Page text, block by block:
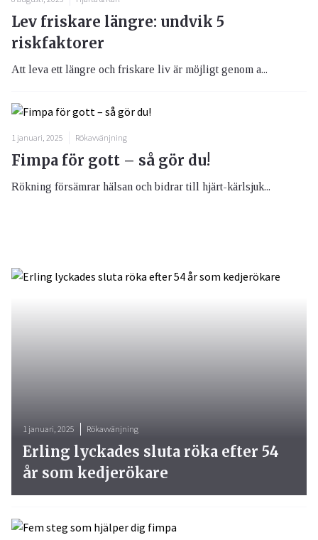
Lev friskare längre: undvik 5
riskfaktorer
Att leva ett längre och friskare liv är möjligt genom a...
1 januari, 2025 Rökavvänjning
Fimpa för gott – så gör du!
Rökning försämrar hälsan och bidrar till hjärt-kärlsjuk...
1 januari, 2025 Rökavvänjning
Erling lyckades sluta röka efter 54
år som kedjerökare